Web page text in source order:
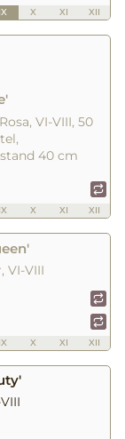
IX X XI XII
VI-VIII, 50
40 cm
IX X XI XII
VI-VIII
IX X XI XII